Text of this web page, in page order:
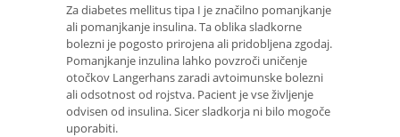
Za diabetes mellitus tipa I je značilno pomanjkanje
ali pomanjkanje insulina. Ta oblika sladkorne
bolezni je pogosto prirojena ali pridobljena zgodaj.
Pomanjkanje inzulina lahko povzroči uničenje
otočkov Langerhans zaradi avtoimunske bolezni
ali odsotnost od rojstva. Pacient je vse življenje
odvisen od insulina. Sicer sladkorja ni bilo mogoče
uporabiti.